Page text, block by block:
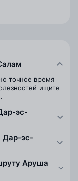
точное время
ищите
эс-
Дар-эс-
Аруша